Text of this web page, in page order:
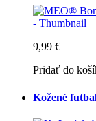
9,99 €
Pridať do
Kožené